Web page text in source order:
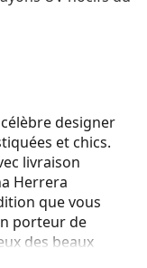
designer
et chics.
livraison
Herrera
que vous
porteur de
des beaux